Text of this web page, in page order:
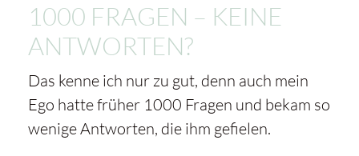
1000 FRAGEN – KEINE
ANTWORTEN?
Das kenne ich nur zu gut, denn auch mein
Ego hatte früher 1000 Fragen und bekam so
wenige Antworten, die ihm gefielen.